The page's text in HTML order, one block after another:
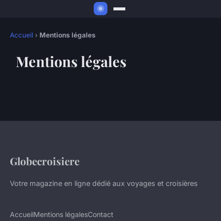
Accueil › Mentions légales
Mentions légales
Globecroisiere
Votre magazine en ligne dédié aux voyages et croisières
AccueilMentions légalesContact